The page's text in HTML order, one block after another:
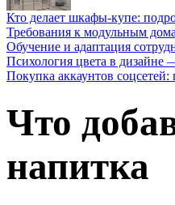
Кто делает шкафы-купе:
Требования к модульным
Обучение и адаптация
Психология цвета в дизайне
Покупка аккаунтов
Что
напитка